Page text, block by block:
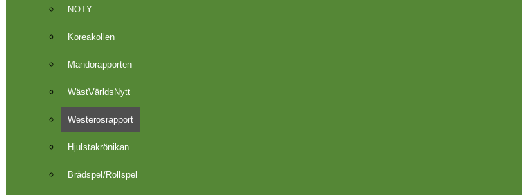
NOTY
Koreakollen
Mandorapporten
WästVärldsNytt
Westerosrapport
Hjulstakrönikan
Brädspel/Rollspel